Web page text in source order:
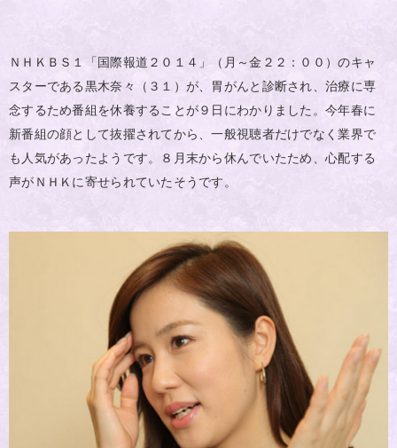
ＮＨＫＢＳ１「国際報道２０１４」（月～金２２：００）のキャ
スターである黒木奈々（３１）が、胃がんと診断され、治療に専
念するため番組を休養することが９日にわかりました。今年春に
新番組の顔として抜擢されてから、一般視聴者だけでなく業界で
も人気があったようです。８月末から休んでいたため、心配する
声がＮＨＫに寄せられていたそうです。